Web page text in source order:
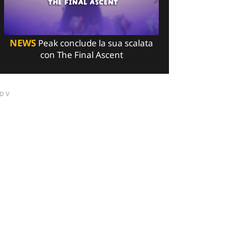
NEWS Peak conclude la sua scalata
con The Final Ascent